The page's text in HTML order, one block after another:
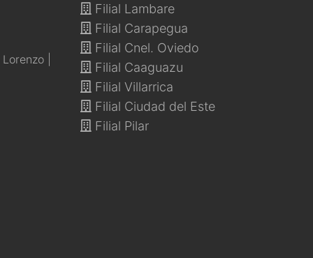
|
Filial Lambare
Filial Carapegua
Filial Cnel. Oviedo
Filial Caaguazu
Filial Villarrica
Filial Ciudad del Este
Filial Pilar